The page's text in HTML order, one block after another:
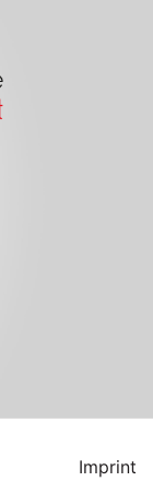
Imprint